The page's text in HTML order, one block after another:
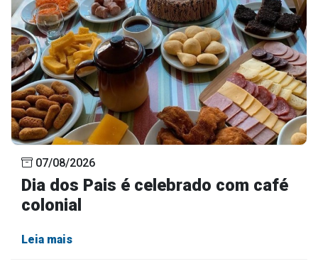
07/08/2026
Dia dos Pais é celebrado com café
colonial
Leia mais